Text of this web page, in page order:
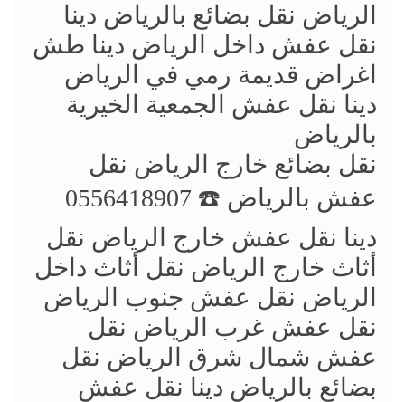
الرياض نقل بضائع بالرياض دينا
نقل عفش داخل الرياض دينا طش
اغراض قديمة رمي في الرياض
دينا نقل عفش الجمعية الخيرية
بالرياض
نقل بضائع خارج الرياض ‏نقل
عفش بالرياض ☎️ 0556418907
دينا نقل عفش خارج الرياض نقل
أثاث خارج الرياض نقل أثاث داخل
الرياض نقل عفش جنوب الرياض
نقل عفش غرب الرياض نقل
عفش شمال شرق الرياض نقل
بضائع بالرياض دينا نقل عفش